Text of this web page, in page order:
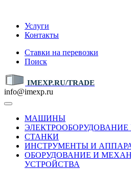
Услуги
Контакты
Ставки на перевозки
Поиск
IMEXP.RU/TRADE
info@imexp.ru
МАШИНЫ
ЭЛЕКТРООБОРУДОВАНИЕ
СТАНКИ
ИНСТРУМЕНТЫ И
ОБОРУДОВАНИЕ И
УСТРОЙСТВА